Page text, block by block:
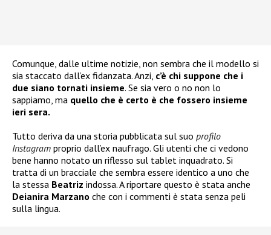
Comunque, dalle ultime notizie, non sembra che il modello si
sia staccato dall’ex fidanzata. Anzi, c’è chi suppone che i
due siano tornati insieme. Se sia vero o no non lo
sappiamo, ma quello che è certo è che fossero insieme
ieri sera.
Tutto deriva da una storia pubblicata sul suo profilo
Instagram proprio dall’ex naufrago. Gli utenti che ci vedono
bene hanno notato un riflesso sul tablet inquadrato. Si
tratta di un bracciale che sembra essere identico a uno che
la stessa Beatriz indossa. A riportare questo è stata anche
Deianira Marzano che con i commenti è stata senza peli
sulla lingua.